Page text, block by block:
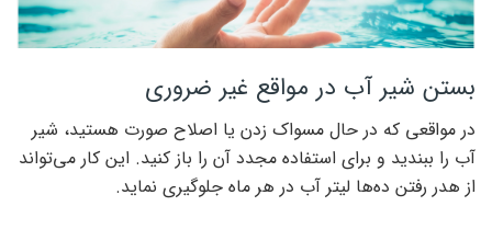
بستن شیر آب در مواقع غیر ضروری
در مواقعی که در حال مسواک زدن یا اصلاح صورت هستید، شیر
آب را ببندید و برای استفاده مجدد آن را باز کنید. این کار می‌تواند
از هدر رفتن ده‌ها لیتر آب در هر ماه جلوگیری نماید.